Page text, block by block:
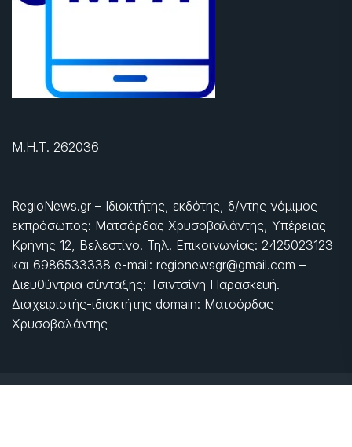
Μ.Η.Τ. 262036
RegioNews.gr – Ιδιοκτήτης, εκδότης, δ/ντης νόμιμος
εκπρόσωπος: Ματσόρδας Χρυσοβαλάντης, Υπέρειας
Κρήνης 12, Βελεστίνο. Τηλ. Επικοινωνίας: 2425023123
και 6986533338 e-mail: regionewsgr@gmail.com –
Διευθύντρια σύνταξης: Τσιντσίνη Παρασκευή.
Διαχειριστής-ιδιοκτήτης domain: Ματσόρδας
Χρυσοβαλάντης